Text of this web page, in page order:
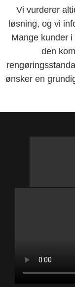
Vi vurderer
løsning, og vi
Mange kunder
den
ønsker en